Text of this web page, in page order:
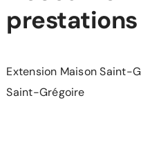
prestations
Extension Maison Saint-
Saint-Grégoire